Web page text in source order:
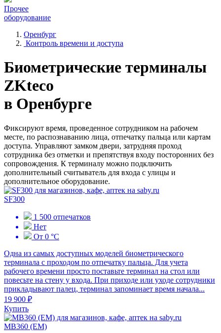
Прочее
оборудование
Оренбург
Контроль времени и доступа
Биометрические терминалы
ZKteco
в Оренбурге
Фиксируют время, проведенное сотрудником на рабочем
месте, по распознаванию лица, отпечатку пальца или картам
доступа. Управляют замком двери, затрудняя проход
сотрудника без отметки и препятствуя входу посторонних без
сопровождения. К терминалу можно подключить
дополнительный считыватель для входа с улицы и
дополнительное оборудование.
SF300
1 500 отпечатков
Нет
От 0 °C
Одна из самых доступных моделей биометрического
терминала с проходом по отпечатку пальца. Для учета
рабочего времени просто поставьте терминал на стол или
повесьте на стену у входа. При приходе или уходе сотрудники
прикладывают палец, терминал запоминает время начала...
19 900 ₽
Купить
MB360 (EM)